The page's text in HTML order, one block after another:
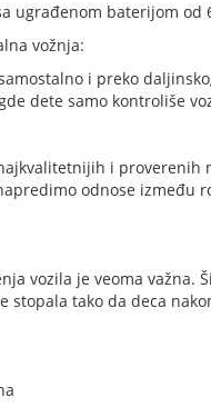
ugrađenom baterijom
vožnja:
i preko
dete samo kontroliše
i
odnose između
vozila je veoma
stopala tako da deca